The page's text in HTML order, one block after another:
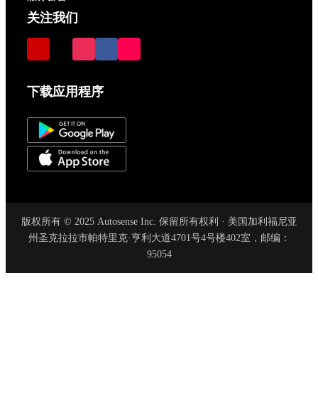
关注我们
下载应用程序
版权所有 © 2025 Autosense Inc. 保留所有权利 · 美国加利福尼亚
州圣克拉拉市帕特里克·亨利大道4701号4号楼402室，邮编：
95054